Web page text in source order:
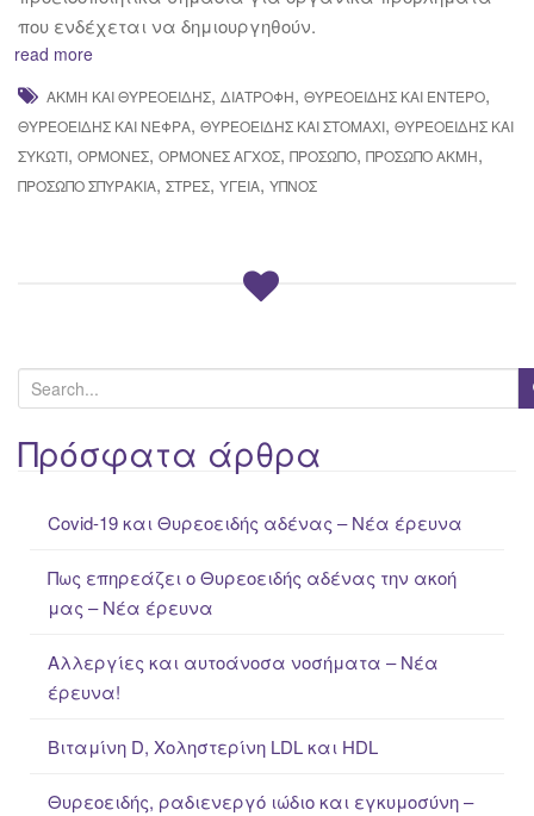
που ενδέχεται να δημιουργηθούν.
read more
ΑΚΜΉ ΚΑΙ ΘΥΡΕΟΕΙΔΉΣ, ΔΙΑΤΡΟΦΉ, ΘΥΡΕΟΕΙΔΉΣ ΚΑΙ ΈΝΤΕΡΟ,
ΘΥΡΕΟΕΙΔΉΣ ΚΑΙ ΝΕΦΡΆ, ΘΥΡΕΟΕΙΔΉΣ ΚΑΙ ΣΤΟΜΆΧΙ, ΘΥΡΕΟΕΙΔΉΣ ΚΑΙ
ΣΥΚΏΤΙ, ΟΡΜΌΝΕΣ, ΟΡΜΌΝΕΣ ΆΓΧΟΣ, ΠΡΌΣΩΠΟ, ΠΡΌΣΩΠΟ ΑΚΜΉ,
ΠΡΌΣΩΠΟ ΣΠΥΡΆΚΙΑ, ΣΤΡΕΣ, ΥΓΕΊΑ, ΎΠΝΟΣ
e
a
rΠρόσφατα άρθρα
Covid-19 και Θυρεοειδής αδένας – Νέα έρευνα
Πως επηρεάζει ο Θυρεοειδής αδένας την ακοή
μας – Νέα έρευνα
Αλλεργίες και αυτοάνοσα νοσήματα – Νέα
έρευνα!
Βιταμίνη D, Χοληστερίνη LDL και HDL
Θυρεοειδής, ραδιενεργό ιώδιο και εγκυμοσύνη –